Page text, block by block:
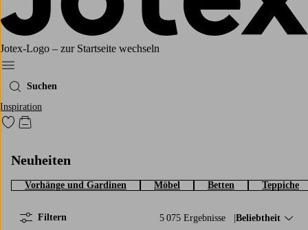
Jotex-Logo – zur Startseite wechseln
Ellos‘ Menü
Suchen
Inspiration
Zu den als Favoriten markierten Produkten gehen
Zum Warenkorb
Neuheiten
Vorhänge und Gardinen Möbel Betten Teppiche
5 075 Ergebnisse Sortieren nach:
Beliebtheit
Filtern